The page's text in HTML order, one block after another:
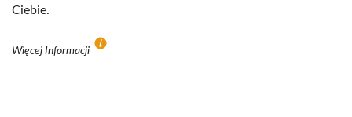
Ciebie.
Więcej Informacji